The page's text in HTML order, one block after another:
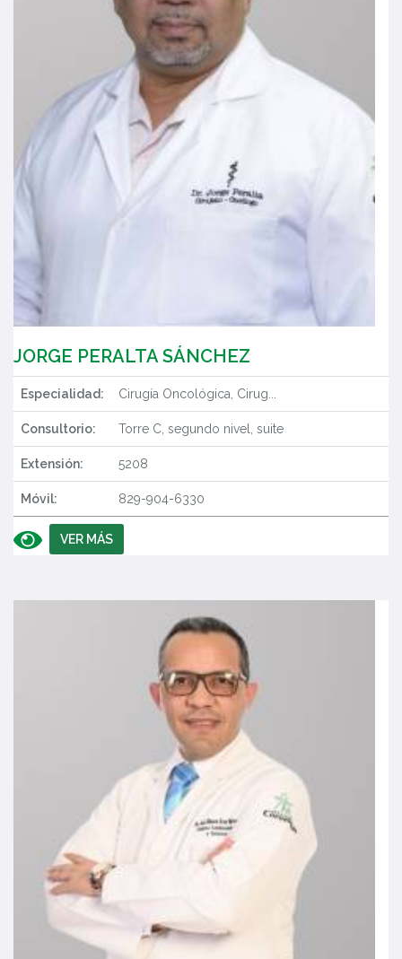
JORGE PERALTA SÁNCHEZ
Especialidad: Cirugía Oncológica, Cirug...
Consultorio: Torre C, segundo nivel, suite
Extensión: 5208
Móvil: 829-904-6330
VER MÁS